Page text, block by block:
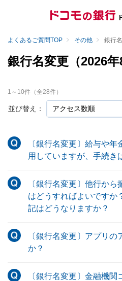
よくあるご質問TOP その他 銀行
銀行名変更（2026年
並び替え：
1 ～ 10件（全28件）
〔銀行名変更〕給与や年
用していますが、手続き
〔銀行名変更〕他行か
はどうすればよいですか
記はどうなりますか？
〔銀行名変更〕アプリ
か？
〔銀行名変更〕金融機